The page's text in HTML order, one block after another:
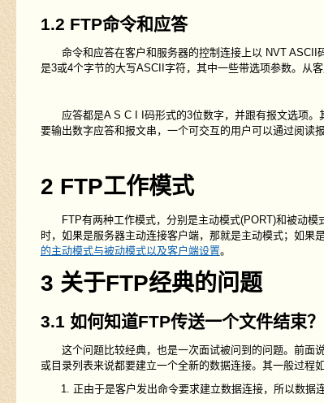
1.2 FTP命令和应答
命令和应答在客户和服务器的控制连接上以 NVT ASCII
是3或4个字节的大写ASCII字符，其中一些带选项参数。从
应答都是A S C I I码形式的3位数字，并跟有报文选项。
要输出数字应答和报文串，一个可交互的用户可以通过阅读
2 FTP工作模式
FTP有两种工作模式，分别是主动模式(PORT)和被动模
时，如果是服务器主动连接客户端，那就是主动模式；如果
的主动模式与被动模式以及客户端设置。
3 关于FTP经典的问题
3.1 如何知道FTP传送一个文件结束？
这个问题比较经典，也是一次面试被问到的问题。前面
或目录列表来说都要建立一个全新的数据连接。其一般过程如
正由于是客户发出命令要求建立数据连接，所以数据